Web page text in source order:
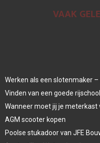
VAAK
Werken als een slotenmaker –
Vinden van een goede
Wanneer moet jij je meterkast
AGM scooter kopen
Poolse stukadoor van JFE